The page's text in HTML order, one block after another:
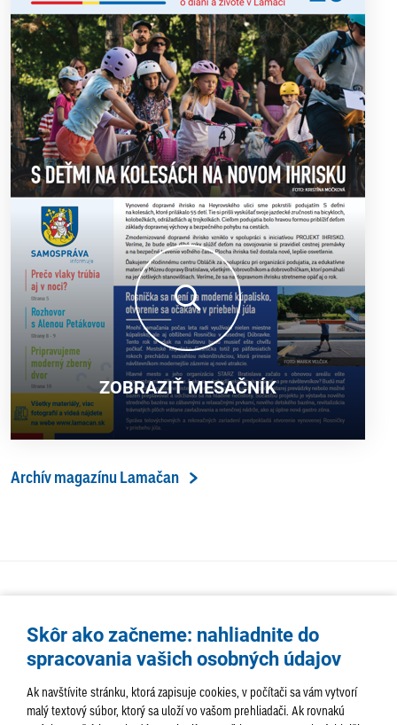
ZOBRAZIŤ MESAČNÍK
Archív magazínu Lamačan
Skôr ako začneme: nahliadnite do
spracovania vašich osobných údajov
Ak navštívite stránku, ktorá zapisuje cookies, v počítači sa vám vytvorí
malý textový súbor, ktorý sa uloží vo vašom prehliadači. Ak rovnakú